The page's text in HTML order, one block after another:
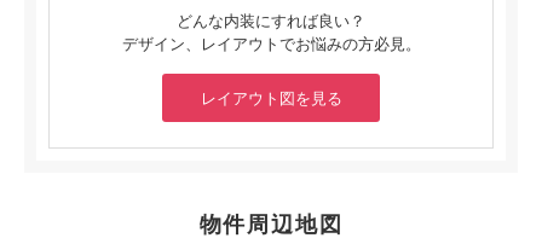
どんな内装にすれば良い？
デザイン、レイアウトでお悩みの方必見。
レイアウト図を見る
物件周辺地図